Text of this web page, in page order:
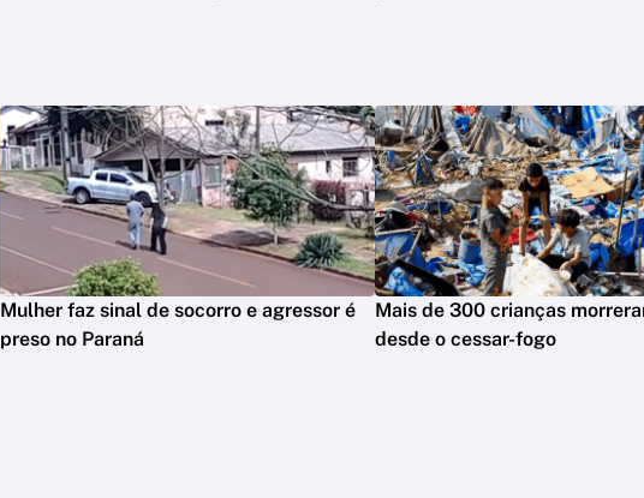
Mulher faz sinal de socorro e agressor é
preso no Paraná
Mais de 300 crianças
desde o cessar-fogo